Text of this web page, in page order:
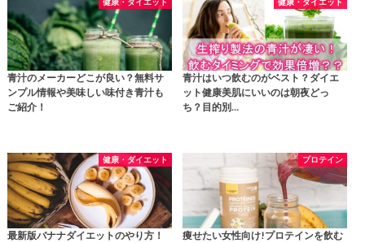
青汁のメーカーどこが良い？無料サ
ンプル情報や美味しい味付き青汁も
ご紹介！
青汁はいつ飲むのがベスト？ダイエ
ット健康美肌にいいのは朝夜どっ
ち？目的別…
健康・ダイエット
最新版バナナダイエットのやり方！
プロテイン
痩せたい女性向け!プロテインを飲む